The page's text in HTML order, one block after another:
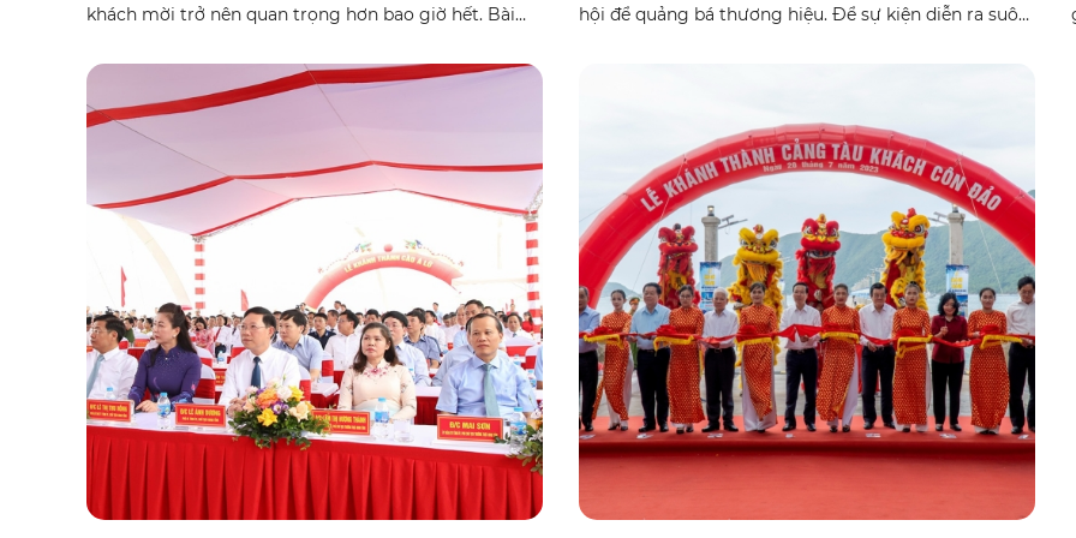
khách mời trở nên quan trọng hơn bao giờ hết. Bài
diện về "Quy Cách Tổ Chức Lễ Khánh Thành Chuẩn
Chỉnh Mới Nhất 2025", từ khâu chuẩn bị, quy trình
thực hiện, đến những lưu ý quan trọng. Đặc biệt,
chúng tôi sẽ giới thiệu giải pháp đột phá từ HT – đơn
vị chuyên tổ chức sự kiện chuyên nghiệp và cung cấp
dịch vụ cho thuê xe tải LED, giúp sự kiện của bạn trở
nên độc đáo và thu hút hơn bao giờ hết. Hãy cùng
khám phá để biến buổi lễ khánh thành của bạn thành
một sự kiện đáng nhớ và thành công vang dội.
hội để quảng bá thương hiệu. Để sự kiện diễn ra suôn